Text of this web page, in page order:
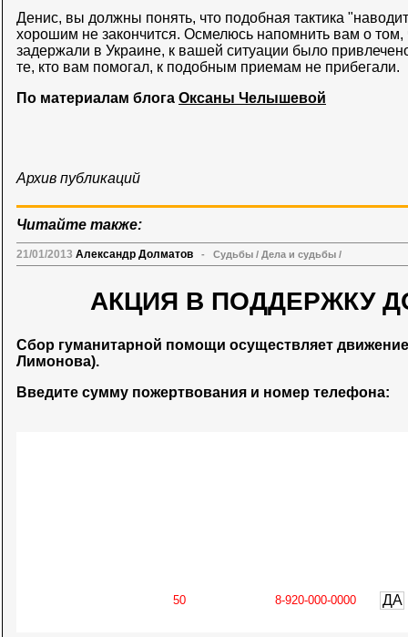
Денис, вы должны понять, что подобная тактика
хорошим не закончится. Осмелюсь напомнить вам о том,
задержали в Украине, к вашей ситуации было
те, кто вам помогал, к подобным приемам не прибегали.
По материалам блога Оксаны Челышевой
Архив публикаций
Читайте также:
21/01/2013 Александр Долматов - Судьбы / Дела и судьбы /
АКЦИЯ В ПОДДЕРЖКУ
Сбор гуманитарной помощи осуществляет
Лимонова).
Введите сумму пожертвования и номер телефона:
ДА